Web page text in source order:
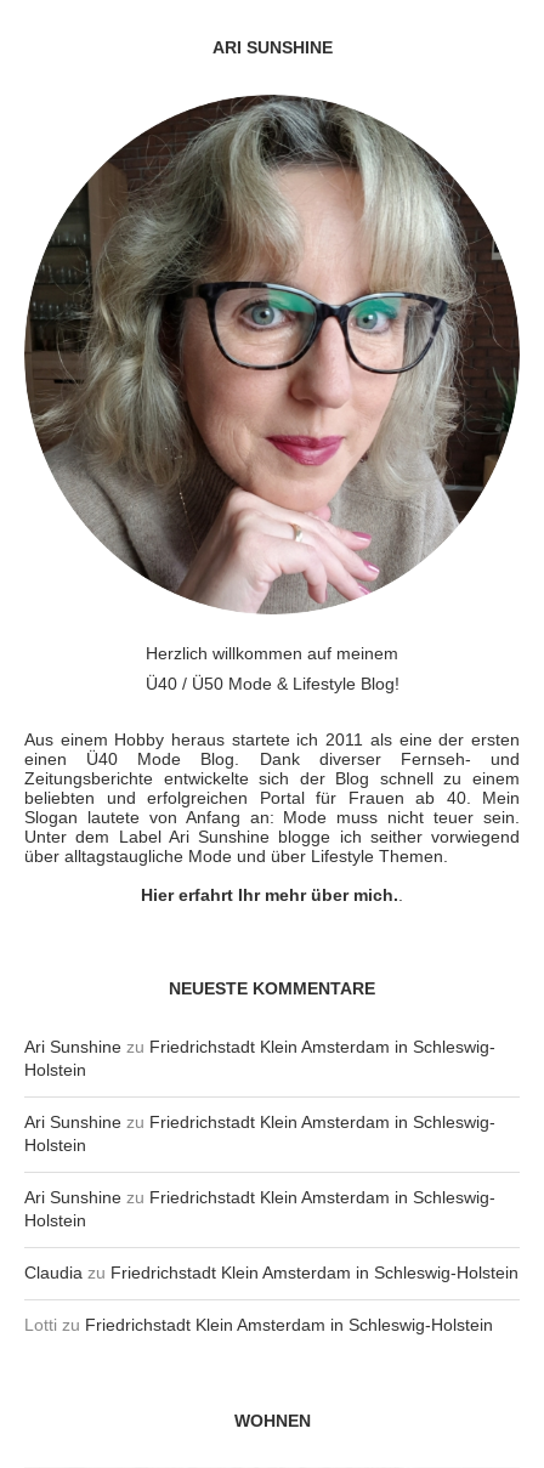
ARI SUNSHINE
Herzlich willkommen auf meinem
Ü40 / Ü50 Mode & Lifestyle Blog!
Aus einem Hobby heraus startete ich 2011 als eine der ersten
einen Ü40 Mode Blog. Dank diverser Fernseh- und
Zeitungsberichte entwickelte sich der Blog schnell zu einem
beliebten und erfolgreichen Portal für Frauen ab 40. Mein
Slogan lautete von Anfang an: Mode muss nicht teuer sein.
Unter dem Label Ari Sunshine blogge ich seither vorwiegend
über alltagstaugliche Mode und über Lifestyle Themen.
Hier erfahrt Ihr mehr über mich.
NEUESTE KOMMENTARE
Ari Sunshine zu Friedrichstadt Klein Amsterdam in Schleswig-
Holstein
Ari Sunshine zu Friedrichstadt Klein Amsterdam in Schleswig-
Holstein
Ari Sunshine zu Friedrichstadt Klein Amsterdam in Schleswig-
Holstein
Claudia zu Friedrichstadt Klein Amsterdam in Schleswig-Holstein
Lotti zu Friedrichstadt Klein Amsterdam in Schleswig-Holstein
WOHNEN